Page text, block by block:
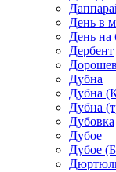
День в
День на
Дербент
Дубна
Дубна
Дубна
Дубовка
Дубое
Дубое